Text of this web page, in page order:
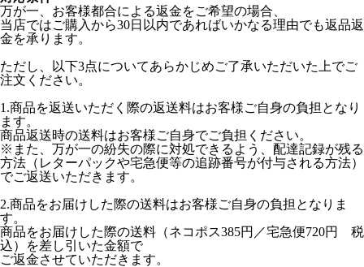
万が一、お客様都合による返金をご希望の場合、
当店ではご購入から30日以内であればいかなる理由でも返品返
金を承ります。
ただし、以下3点についてあらかじめご了承いただいた上でご
注文ください。
1.商品を返送いただく際の返送料はお客様ご自身の負担となり
ます。
商品返送時の送料はお客様ご自身でご負担ください。
※また、万が一の紛失の際に対処できるよう、配達記録が残る
方法（レターパックや宅急便等の追跡番号が付与される方法）
でご返送いただきます。
2.商品をお届けした際の送料はお客様ご自身の負担となりま
す。
商品をお届けした際の送料（ネコポス385円／宅急便720円 税
込）を差し引いた金額で
ご返金させていただきます。